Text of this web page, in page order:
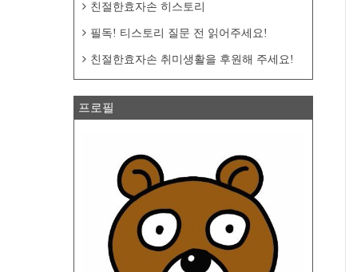
친절한효자손 히스토리
필독! 티스토리 질문 전 읽어주세요!
친절한효자손 취미생활을 후원해 주세요!
프로필